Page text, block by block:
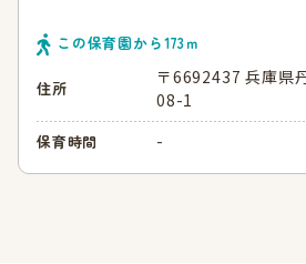
この保育園から173ｍ
住所
〒6692437 兵庫県
08-1
保育時間 -